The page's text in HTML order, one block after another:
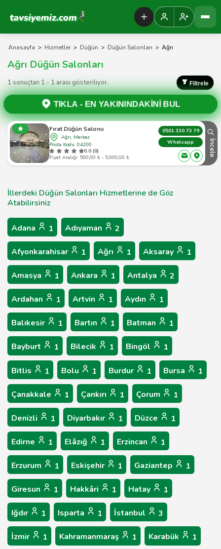
Tavsiyemiz Anasayfa
Anasayfa > Hizmetler > Düğün > Düğün Salonları > Ağrı
Ağrı Düğün Salonları
1 sonuçtan 1 - 1 arası gösteriliyor. Filtrele
TIKLA - EN YAKININDAKİNİ BUL
Fırat Düğün Salonu
Ağrı, Merkez
Posta Kodu: 04200
0.0 (0)
Fiyat Aralığı: 500,00 ₺ - 5.000,00 ₺
0501 330 73 79
Whatsapp
İncele
İllerdeki Düğün Salonları Hizmetlerine de Göz
Atabilirsiniz
Adana 1 Adıyaman 2
Afyonkarahisar 1 Ağrı 1 Aksaray 1
Amasya 1 Ankara 1 Antalya 2
Ardahan 1 Artvin 1 Aydın 1
Balıkesir 1 Bartın 1 Batman 1
Bayburt 1 Bilecik 1 Bingöl 1
Bitlis 1 Bolu 1 Burdur 1 Bursa 1
Çanakkale 1 Çankırı 1 Çorum 1
Denizli 1 Diyarbakır 1 Düzce 1
Edirne 1 Elâzığ 1 Erzincan 1
Erzurum 1 Eskişehir 1 Gaziantep 1
Giresun 1 Hakkâri 1 Hatay 1
Iğdır 1 Isparta 1 İstanbul 3
İzmir 1 Kahramanmaraş 1 Karabük 1